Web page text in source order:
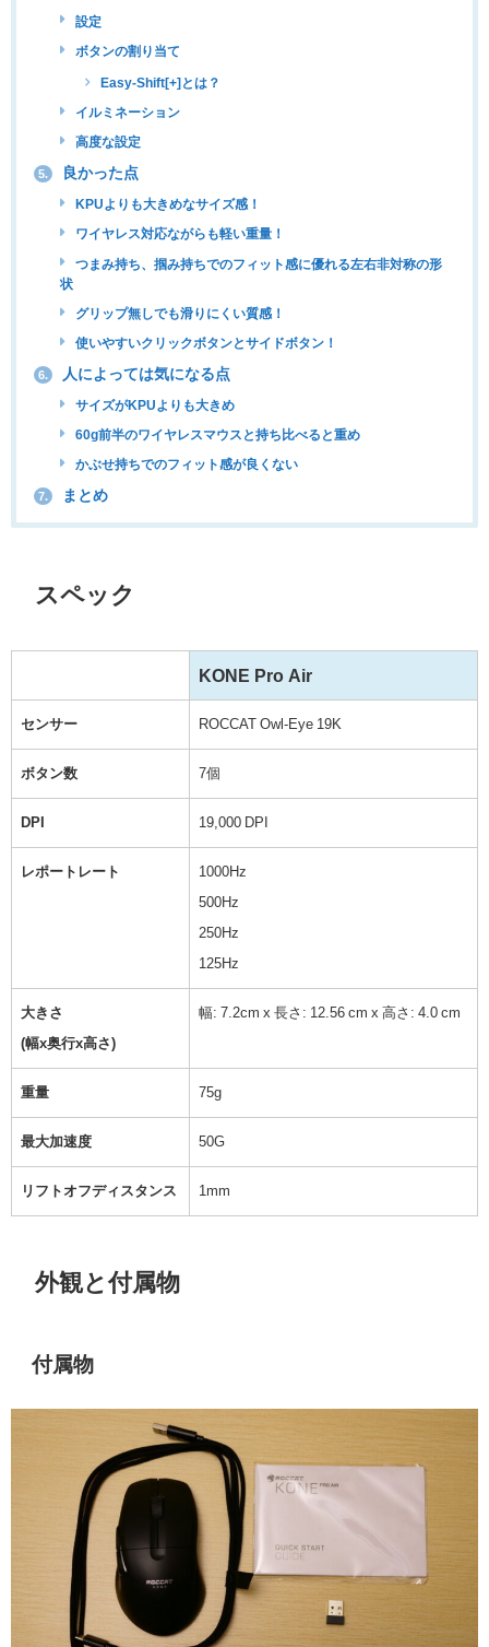
設定
ボタンの割り当て
Easy-Shift[+]とは？
イルミネーション
高度な設定
5. 良かった点
KPUよりも大きめなサイズ感！
ワイヤレス対応ながらも軽い重量！
つまみ持ち、掴み持ちでのフィット感に優れる左右非対称の形
状
グリップ無しでも滑りにくい質感！
使いやすいクリックボタンとサイドボタン！
6. 人によっては気になる点
サイズがKPUよりも大きめ
60g前半のワイヤレスマウスと持ち比べると重め
かぶせ持ちでのフィット感が良くない
7. まとめ
スペック
KONE Pro Air
センサー ROCCAT Owl-Eye 19K
ボタン数 7個
DPI 19,000 DPI
レポートレート 1000Hz
500Hz
250Hz
125Hz
大きさ
(幅x奥行x高さ)
幅: 7.2cm x 長さ: 12.56 cm x 高さ: 4.0 cm
重量 75g
最大加速度 50G
リフトオフディスタンス 1mm
外観と付属物
付属物